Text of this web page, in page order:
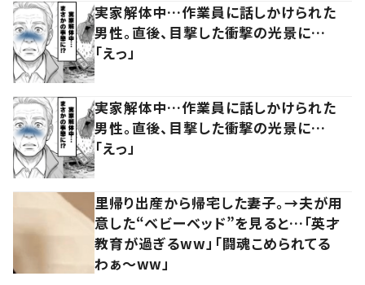
実家解体中…作業員に話しかけられた
男性。直後、目撃した衝撃の光景に…
「えっ」
実家解体中…作業員に話しかけられた
男性。直後、目撃した衝撃の光景に…
「えっ」
里帰り出産から帰宅した妻子。→夫が用
意した“ベビーベッド”を見ると…「英才
教育が過ぎるww」「闘魂こめられてる
わぁ～ww」